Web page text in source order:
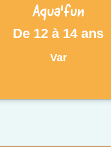
Aqua'fun
De 12 à 14 ans
Var